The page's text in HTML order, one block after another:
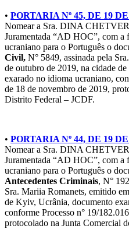
• PORTARIA Nº 45, DE 19
Nomear a Sra. DINA
Juramentada “AD HOC”, com a
ucraniano para o Português o
Civil, N° 5849, assinada pela
de outubro de 2019, na cidade
exarado no idioma ucraniano,
de 18 de novembro de 2019,
Distrito Federal – JCDF.
• PORTARIA Nº 44, DE 19
Nomear a Sra. DINA
Juramentada “AD HOC”, com a
ucraniano para o Português o
Antecedentes Criminais, N°
Sra. Mariia Romanets, emitido
de Kyiv, Ucrânia, documento
conforme Processo n° 19/
protocolado na Junta Comercial